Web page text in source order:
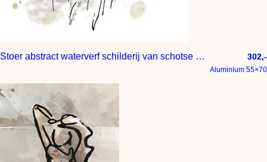
Stoer abstract waterverf schilderij van schotse hooglander 302,-
Aluminium 55×70